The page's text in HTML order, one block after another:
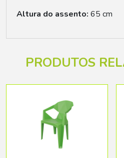
Altura do assento: 65 cm
PRODUTOS